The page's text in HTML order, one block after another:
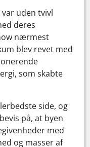
uden tvivl
deres
nærmest
blev revet med
som skabte
side, og
på, at byen
med
og masser af